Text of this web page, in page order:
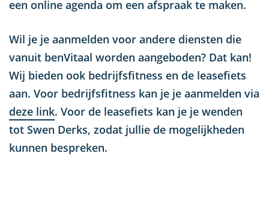
een online agenda om een afspraak te maken.
Wil je je aanmelden voor andere diensten die
vanuit benVitaal worden aangeboden? Dat kan!
Wij bieden ook bedrijfsfitness en de leasefiets
aan. Voor bedrijfsfitness kan je je aanmelden via
deze link. Voor de leasefiets kan je je wenden
tot Swen Derks, zodat jullie de mogelijkheden
kunnen bespreken.